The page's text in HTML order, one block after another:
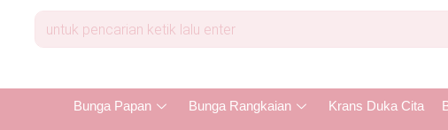
Bunga Papan Bunga Rangkaian Krans Duka Cita